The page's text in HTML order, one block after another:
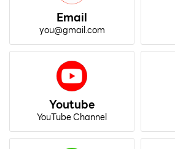
Email
you@gmail.com
Youtube
YouTube Channel